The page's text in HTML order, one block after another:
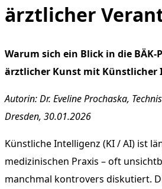
ärztlicher
Warum sich ein Blick in die BÄK-
ärztlicher Kunst mit Künstlicher
Autorin: Dr. Eveline Prochaska,
Dresden, 30.01.2026
Künstliche Intelligenz (KI / AI) ist
medizinischen Praxis – oft
manchmal kontrovers diskutiert.